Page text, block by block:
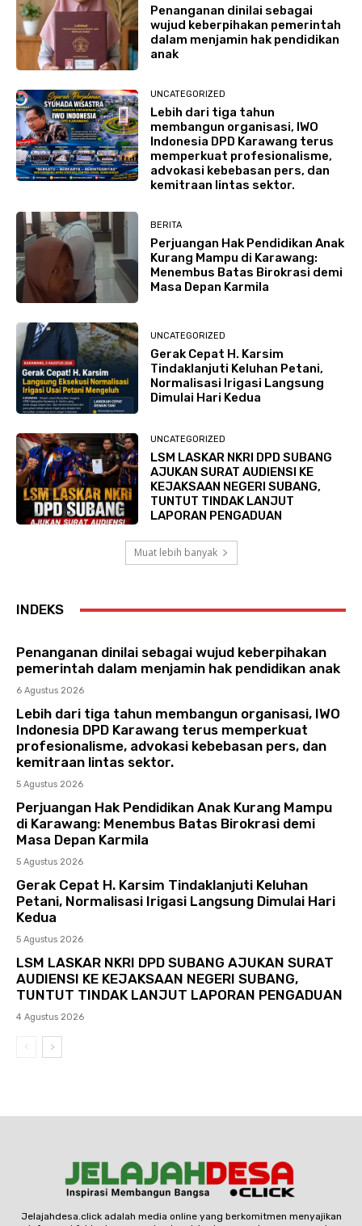
Penanganan dinilai sebagai
wujud keberpihakan pemerintah
dalam menjamin hak pendidikan
anak
UNCATEGORIZED
Lebih dari tiga tahun
membangun organisasi, IWO
Indonesia DPD Karawang terus
memperkuat profesionalisme,
advokasi kebebasan pers, dan
kemitraan lintas sektor.
BERITA
Perjuangan Hak Pendidikan Anak
Kurang Mampu di Karawang:
Menembus Batas Birokrasi demi
Masa Depan Karmila
UNCATEGORIZED
Gerak Cepat H. Karsim
Tindaklanjuti Keluhan Petani,
Normalisasi Irigasi Langsung
Dimulai Hari Kedua
UNCATEGORIZED
LSM LASKAR NKRI DPD SUBANG
AJUKAN SURAT AUDIENSI KE
KEJAKSAAN NEGERI SUBANG,
TUNTUT TINDAK LANJUT
LAPORAN PENGADUAN
Muat lebih banyak
INDEKS
Penanganan dinilai sebagai wujud keberpihakan
pemerintah dalam menjamin hak pendidikan anak
6 Agustus 2026
Lebih dari tiga tahun membangun organisasi, IWO
Indonesia DPD Karawang terus memperkuat
profesionalisme, advokasi kebebasan pers, dan
kemitraan lintas sektor.
5 Agustus 2026
Perjuangan Hak Pendidikan Anak Kurang Mampu
di Karawang: Menembus Batas Birokrasi demi
Masa Depan Karmila
5 Agustus 2026
Gerak Cepat H. Karsim Tindaklanjuti Keluhan
Petani, Normalisasi Irigasi Langsung Dimulai Hari
Kedua
5 Agustus 2026
LSM LASKAR NKRI DPD SUBANG AJUKAN SURAT
AUDIENSI KE KEJAKSAAN NEGERI SUBANG,
TUNTUT TINDAK LANJUT LAPORAN PENGADUAN
4 Agustus 2026
Jelajahdesa.click adalah media online yang berkomitmen menyajikan